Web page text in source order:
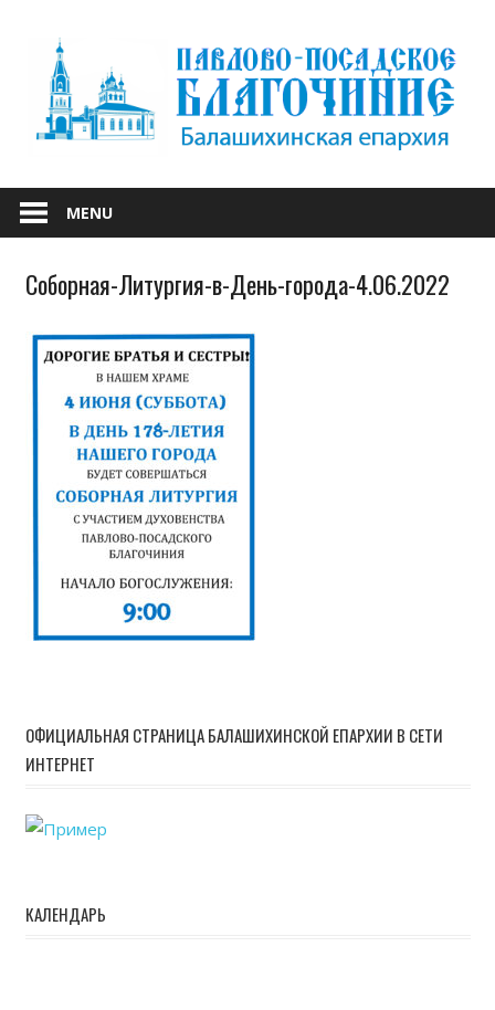
content
ПАВЛОВО-
ПОСАДСКОЕ
БЛАГОЧИНИЕ
MENU
Соборная-Литургия-в-День-города-4.06.2022
ОФИЦИАЛЬНАЯ СТРАНИЦА БАЛАШИХИНСКОЙ ЕПАРХИИ В СЕТИ
ИНТЕРНЕТ
КАЛЕНДАРЬ